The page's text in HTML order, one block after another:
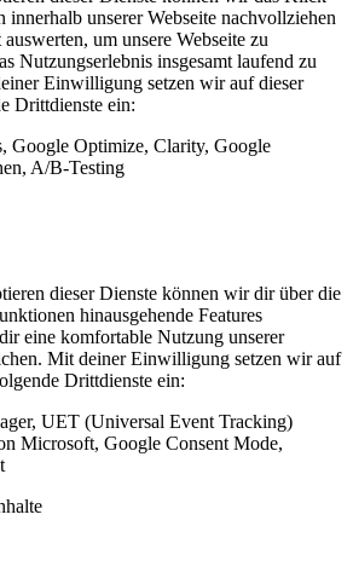
innerhalb unserer Webseite nachvollziehen
um unsere Webseite zu
Nutzungserlebnis insgesamt laufend zu
Einwilligung setzen wir auf dieser
Drittdienste ein:
Google Optimize, Clarity, Google
A/B-Testing
dieser Dienste können wir dir über die
hinausgehende Features
eine komfortable Nutzung unserer
Mit deiner Einwilligung setzen wir auf
Drittdienste ein:
UET (Universal Event Tracking)
Microsoft, Google Consent Mode,